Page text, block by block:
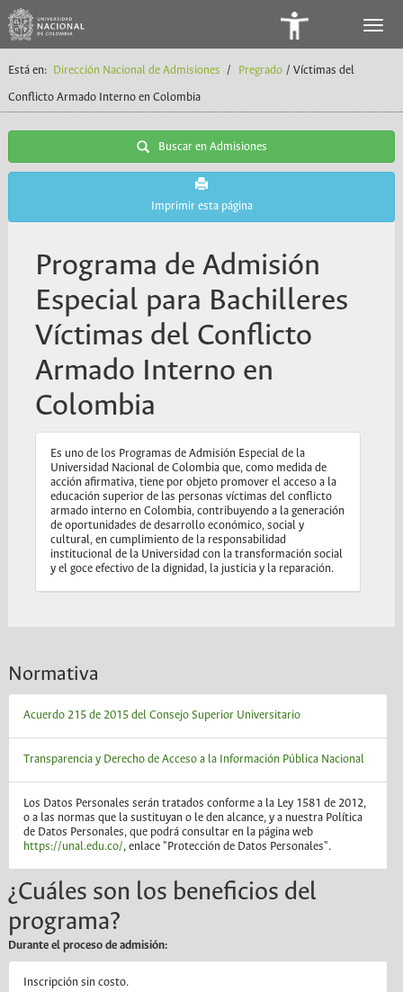
Está en: Dirección Nacional de Admisiones / Pregrado / Víctimas del
Conflicto Armado Interno en Colombia
Buscar en Admisiones
Imprimir esta página
Programa de Admisión
Especial para Bachilleres
Víctimas del Conflicto
Armado Interno en
Colombia
Es uno de los Programas de Admisión Especial de la
Universidad Nacional de Colombia que, como medida de
acción afirmativa, tiene por objeto promover el acceso a la
educación superior de las personas víctimas del conflicto
armado interno en Colombia, contribuyendo a la generación
de oportunidades de desarrollo económico, social y
cultural, en cumplimiento de la responsabilidad
institucional de la Universidad con la transformación social
y el goce efectivo de la dignidad, la justicia y la reparación.
Normativa
Acuerdo 215 de 2015 del Consejo Superior Universitario
Transparencia y Derecho de Acceso a la Información Pública Nacional
Los Datos Personales serán tratados conforme a la Ley 1581 de 2012,
o a las normas que la sustituyan o le den alcance, y a nuestra Política
de Datos Personales, que podrá consultar en la página web
https://unal.edu.co/, enlace "Protección de Datos Personales".
¿Cuáles son los beneficios del
programa?
Durante el proceso de admisión:
Inscripción sin costo.